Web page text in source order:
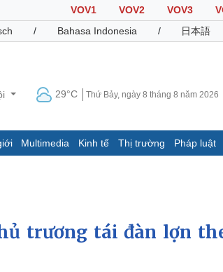
VOV1 VOV2 VOV3
/ Bahasa Indonesia / 日本語
29°C Thứ Bảy, ngày 8 tháng 8 năm 2026
Multimedia Kinh tế Thị trường Pháp luật
VOVtrương tái đàn lợn